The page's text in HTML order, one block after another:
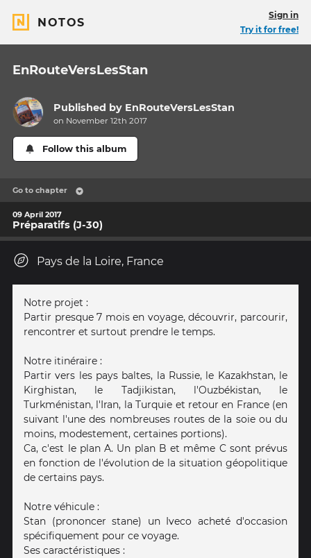
NOTOS
Sign in
Try it for free!
EnRouteVersLesStan
Published by EnRouteVersLesStan
on November 12th 2017
Follow this album
Go to chapter
09 April 2017
Préparatifs (J-30)
Pays de la Loire, France
Notre projet :
Partir presque 7 mois en voyage, découvrir, parcourir,
rencontrer et surtout prendre le temps.
Notre itinéraire :
Partir vers les pays baltes, la Russie, le Kazakhstan, le
Kirghistan, le Tadjikistan, l'Ouzbékistan, le
Turkménistan, l'Iran, la Turquie et retour en France (en
suivant l'une des nombreuses routes de la soie ou du
moins, modestement, certaines portions).
Ca, c'est le plan A. Un plan B et même C sont prévus
en fonction de l'évolution de la situation géopolitique
de certains pays.
Notre véhicule :
Stan (prononcer stane) un Iveco acheté d'occasion
spécifiquement pour ce voyage.
Ses caractéristiques :